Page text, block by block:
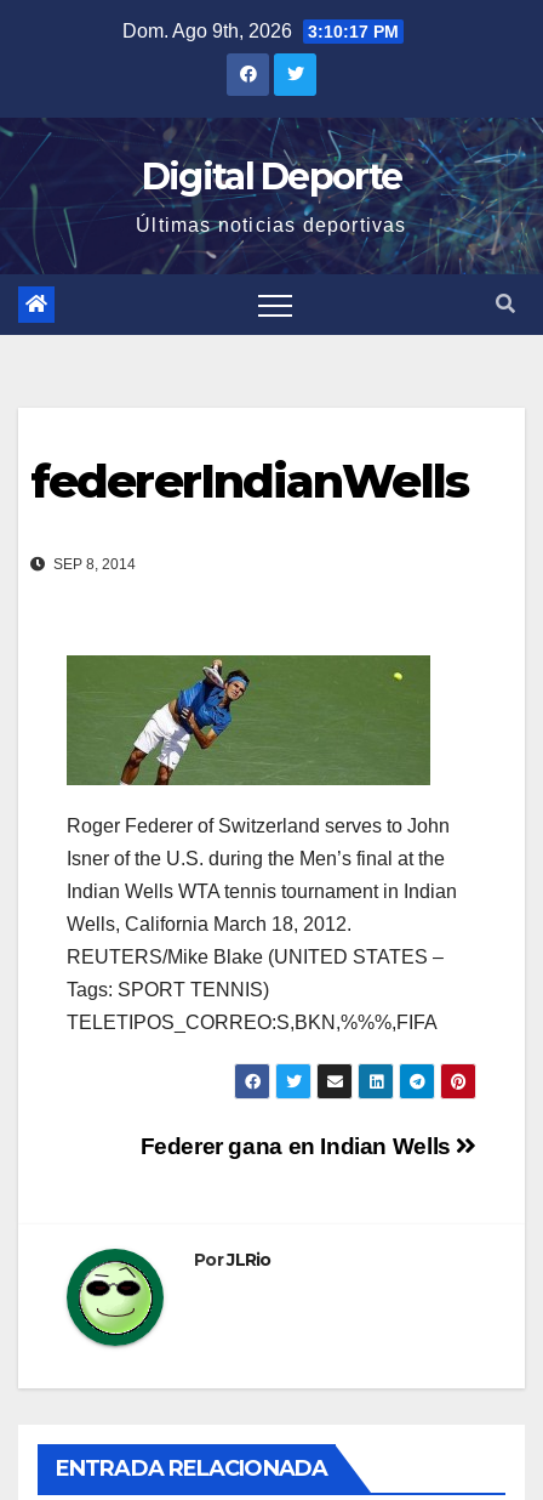
Dom. Ago 9th, 2026 3:10:18 PM
Digital Deporte
Últimas noticias deportivas
federerIndianWells
SEP 8, 2014
Roger Federer of Switzerland serves to John
Isner of the U.S. during the Men’s final at the
Indian Wells WTA tennis tournament in Indian
Wells, California March 18, 2012.
REUTERS/Mike Blake (UNITED STATES –
Tags: SPORT TENNIS)
TELETIPOS_CORREO:S,BKN,%%%,FIFA
Navegación
entradas
Federer gana en Indian Wells
PorJLRio
ENTRADA RELACIONADA